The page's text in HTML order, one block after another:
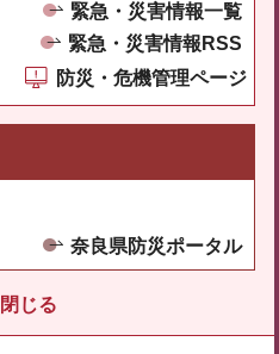
緊急・災害情報一覧
緊急・災害情報RSS
防災・危機管理ページ
奈良県防災ポータル
閉じる